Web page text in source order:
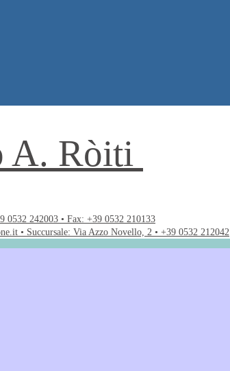
A. Ròiti
0532 242003 • Fax: +39 0532 210133
• Succursale: Via Azzo Novello, 2 • +39 0532 212042